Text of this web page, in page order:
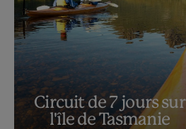
Circuit de 7 jours sur
l'île de Tasmanie